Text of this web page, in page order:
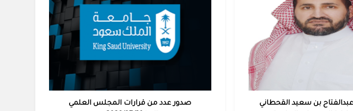
بن سعيد القحطاني
صدور عدد من قرارات المجلس العلمي